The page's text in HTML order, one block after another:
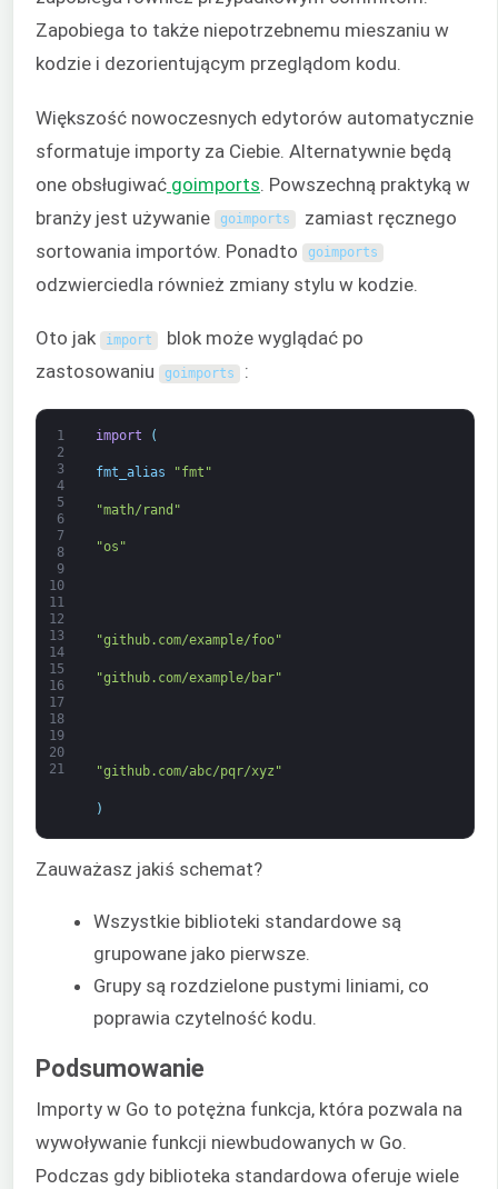
Zapobiega to także niepotrzebnemu mieszaniu w
kodzie i dezorientującym przeglądom kodu.
Większość nowoczesnych edytorów automatycznie
sformatuje importy za Ciebie. Alternatywnie będą
one obsługiwać goimports . Powszechną praktyką w
branży jest używanie
goimports zamiast ręcznego
sortowania importów. Ponadto
goimports
odzwierciedla również zmiany stylu w kodzie.
Oto jak import blok może wyglądać po
zastosowaniu
goimports :
1
2
3
4
5
6
7
8
9
10
11
12
13
14
15
16
17
18
19
20
21
import (
fmt_alias "fmt"
"math/rand"
"os"
"github.com/example/foo"
"github.com/example/bar"
"github.com/abc/pqr/xyz"
)
Zauważasz jakiś schemat?
Wszystkie biblioteki standardowe są
grupowane jako pierwsze.
Grupy są rozdzielone pustymi liniami, co
poprawia czytelność kodu.
Podsumowanie
Importy w Go to potężna funkcja, która pozwala na
wywoływanie funkcji niewbudowanych w Go.
Podczas gdy biblioteka standardowa oferuje wiele